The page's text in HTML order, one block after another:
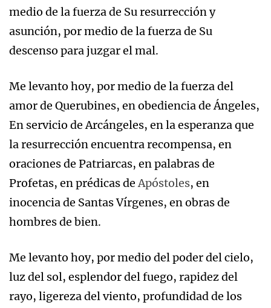
medio de la fuerza de Su resurrección y
asunción, por medio de la fuerza de Su
descenso para juzgar el mal.
Me levanto hoy, por medio de la fuerza del
amor de Querubines, en obediencia de Ángeles,
En servicio de Arcángeles, en la esperanza que
la resurrección encuentra recompensa, en
oraciones de Patriarcas, en palabras de
Profetas, en prédicas deApóstoles, en
inocencia de Santas Vírgenes, en obras de
hombres de bien.
Me levanto hoy, por medio del poder del cielo,
luz del sol, esplendor del fuego, rapidez del
rayo, ligereza del viento, profundidad de los